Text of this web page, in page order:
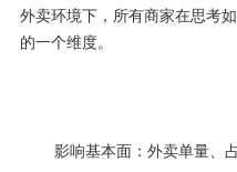
外卖环境下，所有商家在思考
的一个维度。
影响基本面：外卖单量、